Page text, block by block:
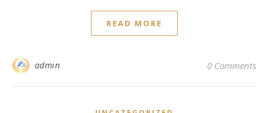
READ MORE
admin 0 Comments